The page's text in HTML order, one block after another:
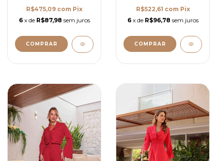
R$475,09 com Pix
6 x de R$87,98 sem juros
COMPRAR
R$522,61 com Pix
6 x de R$96,78 sem juros
COMPRAR